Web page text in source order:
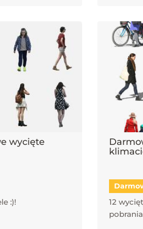
wycięte
:)!
12